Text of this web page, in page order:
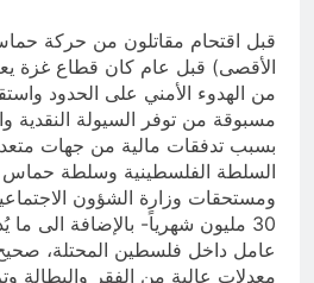
قبل اقتحام مقاتلون من حركة
الأقصى) قبل عام كان قطاع غزة
من الهدوء الأمني على الحدود
مسبوقة من توفر السيولة النقدية
بسبب تدفقات مالية من جهات
السلطة الفلسطينية وسلطة حماس
ومستحقات وزارة الشؤون
عامل داخل فلسطين المحتلة،
معدلات عالية من الفقر والبطالة